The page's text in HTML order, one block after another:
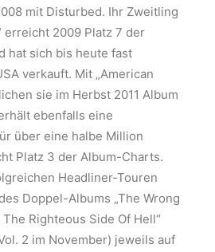
mit Disturbed. Ihr Zweitling
erreicht 2009 Platz 7 der
hat sich bis heute fast
verkauft. Mit „American
sie im Herbst 2011 Album
ebenfalls eine
über eine halbe Million
Platz 3 der Album-Charts.
Headliner-Touren
Doppel-Albums „The Wrong
Righteous Side Of Hell“
2 im November) jeweils auf